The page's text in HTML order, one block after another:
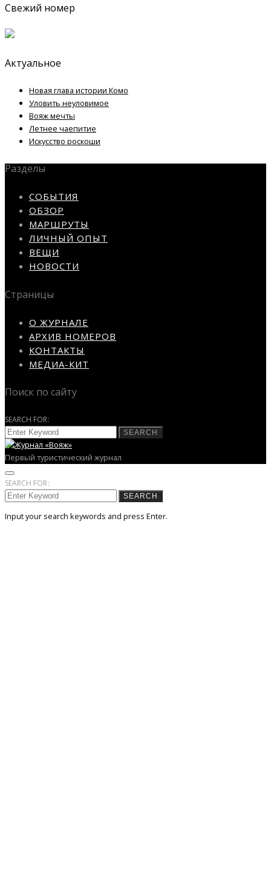
Свежий номер
Актуальное
Новая глава истории Комо
Уловить неуловимое
Вояж мечты
Летнее чаепитие
Искусство роскоши
Разделы
СОБЫТИЯ
ОБЗОР
МАРШРУТЫ
ЛИЧНЫЙ ОПЫТ
ВЕЩИ
НОВОСТИ
Страницы
О ЖУРНАЛЕ
АРХИВ НОМЕРОВ
КОНТАКТЫ
МЕДИА-КИТ
Поиск по сайту
SEARCH FOR:
SEARCH
Первый туристический журнал
SEARCH FOR:
SEARCH
Input your search keywords and press Enter.